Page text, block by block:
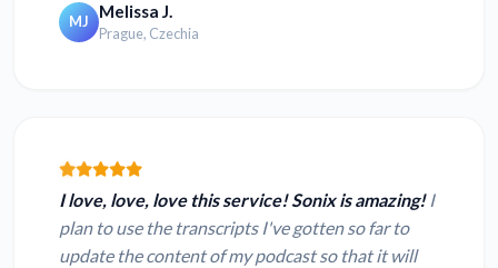
MJ Melissa J.
Prague, Czechia
I love, love, love this service! Sonix is amazing!I
plan to use the transcripts I've gotten so far to
update the content of my podcast so that it will